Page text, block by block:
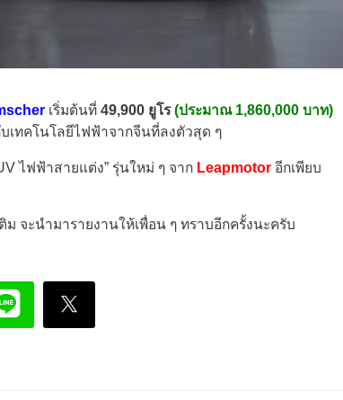
เริ่มต้นที่ 49,900 ยูโร(ประมาณ 1,860,000 บาท)
เทคโนโลยีไฟฟ้าจากจีนที่ลงตัวสุด ๆ
ไฟฟ้าสายแต่ง” รุ่นใหม่ ๆ จาก Leapmotor อีกเพียบ
จะนำมารายงานให้เพื่อน ๆ ทราบอีกครั้งนะครับ